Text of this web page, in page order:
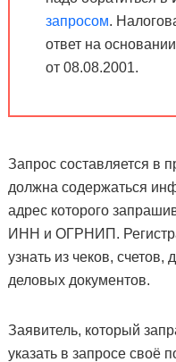
запросом.
ответ на
от 08.08.2001.
Запрос составляется в
должна содержаться
адрес которого
ИНН и ОГРНИП.
узнать из чеков, счетов,
деловых документов.
Заявитель, который
указать в запросе своё